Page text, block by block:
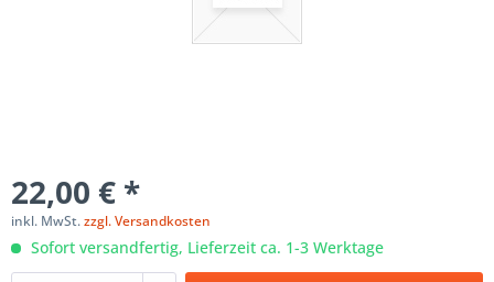
22,00 € *
inkl. MwSt.zzgl. Versandkosten
Sofort versandfertig, Lieferzeit ca. 1-3 Werktage